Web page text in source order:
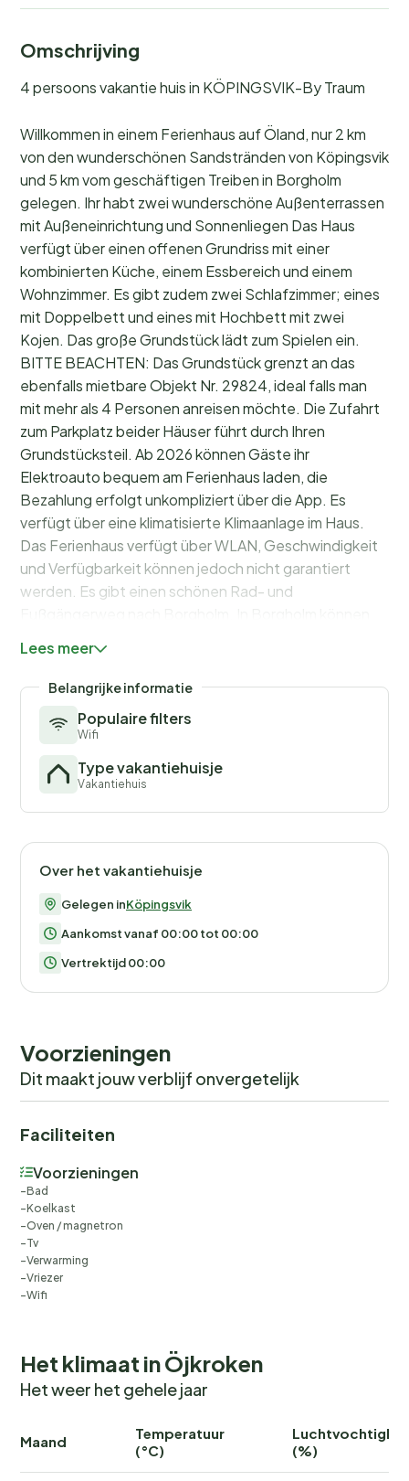
Omschrijving
4 persoons vakantie huis in KÖPINGSVIK-By Traum
Willkommen in einem Ferienhaus auf Öland, nur 2 km
von den wunderschönen Sandstränden von Köpingsvik
und 5 km vom geschäftigen Treiben in Borgholm
gelegen. Ihr habt zwei wunderschöne Außenterrassen
mit Außeneinrichtung und Sonnenliegen Das Haus
verfügt über einen offenen Grundriss mit einer
kombinierten Küche, einem Essbereich und einem
Wohnzimmer. Es gibt zudem zwei Schlafzimmer; eines
mit Doppelbett und eines mit Hochbett mit zwei
Kojen. Das große Grundstück lädt zum Spielen ein.
BITTE BEACHTEN: Das Grundstück grenzt an das
ebenfalls mietbare Objekt Nr. 29824, ideal falls man
mit mehr als 4 Personen anreisen möchte. Die Zufahrt
zum Parkplatz beider Häuser führt durch Ihren
Grundstücksteil. Ab 2026 können Gäste ihr
Elektroauto bequem am Ferienhaus laden, die
Bezahlung erfolgt unkompliziert über die App. Es
verfügt über eine klimatisierte Klimaanlage im Haus.
Das Ferienhaus verfügt über WLAN, Geschwindigkeit
und Verfügbarkeit können jedoch nicht garantiert
werden. Es gibt einen schönen Rad- und
Einkaufsmöglichkeiten und Veranstaltungen genießen.
Hier gibt es auch Sehenswürdigkeiten wie das Schloss
Vermietung an Jugend- oder Handwerkergruppen
Ferienhaus im Herzen von Öland.
Lees meer
Belangrijke informatie
Populaire filters
Wifi
Type vakantiehuisje
Vakantiehuis
Over het vakantiehuisje
Gelegen inKöpingsvik
Aankomst vanaf 00:00 tot 00:00
Vertrektijd 00:00
Voorzieningen
Dit maakt jouw verblijf onvergetelijk
Faciliteiten
Voorzieningen
Bad
Koelkast
Oven / magnetron
Tv
Verwarming
Vriezer
Wifi
Het klimaat in Öjkroken
Het weer het gehele jaar
Maand
Temperatuur
(°C)
(%)